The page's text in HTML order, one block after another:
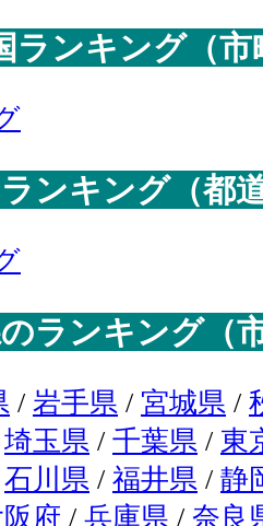
ランキング（
ンキング（都
ランキング（
/ 岩手県 / 宮城県 /
埼玉県 / 千葉県 / 東
石川県 / 福井県 / 静
府 / 兵庫県 / 奈良